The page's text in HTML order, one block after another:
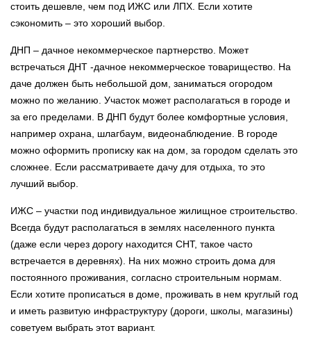
стоить дешевле, чем под ИЖС или ЛПХ. Если хотите
сэкономить – это хороший выбор.
ДНП – дачное некоммерческое партнерство. Может
встречаться ДНТ -дачное некоммерческое товарищество. На
даче должен быть небольшой дом, заниматься огородом
можно по желанию. Участок может располагаться в городе и
за его пределами. В ДНП будут более комфортные условия,
например охрана, шлагбаум, видеонаблюдение. В городе
можно оформить прописку как на дом, за городом сделать это
сложнее. Если рассматриваете дачу для отдыха, то это
лучший выбор.
ИЖС – участки под индивидуальное жилищное строительство.
Всегда будут располагаться в землях населенного пункта
(даже если через дорогу находится СНТ, такое часто
встречается в деревнях). На них можно строить дома для
постоянного проживания, согласно строительным нормам.
Если хотите прописаться в доме, проживать в нем круглый год
и иметь развитую инфраструктуру (дороги, школы, магазины)
советуем выбрать этот вариант.